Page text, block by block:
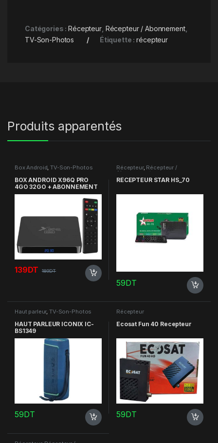
Catégories : Récepteur, Récepteur / Abonnement,
TV-Son-Photos
Étiquette :récepteur
Produits apparentés
Box Android,TV-Son-Photos
BOX ANDROID X96Q PRO
4GO 32GO + ABONNEMENT
Matador PRO
139DT 189DT
Récepteur, Récepteur /
Abonnement
RÉCEPTEUR STAR HS_70
59DT
Haut parleur,TV-Son-Photos
HAUT PARLEUR ICONIX IC-
BS1349
59DT
Récepteur
Ecosat Fun 40 Recepteur
59DT